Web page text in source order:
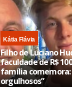
Kátia Flávia
Filho de Luciano
faculdade de R$
família comemora:
orgulhosos”